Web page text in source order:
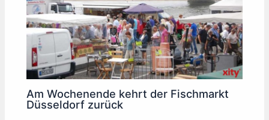
Am Wochenende kehrt der Fischmarkt
Düsseldorf zurück